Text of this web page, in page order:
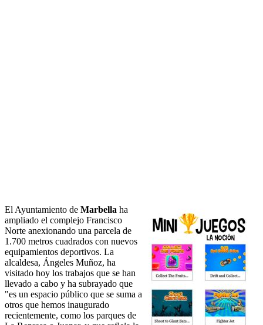
El Ayuntamiento de Marbella ha
ampliado el complejo Francisco
Norte anexionando una parcela de
1.700 metros cuadrados con nuevos
equipamientos deportivos. La
alcaldesa, Ángeles Muñoz, ha
visitado hoy los trabajos que se han
llevado a cabo y ha subrayado que
"es un espacio público que se suma a
otros que hemos inaugurado
recientemente, como los parques de